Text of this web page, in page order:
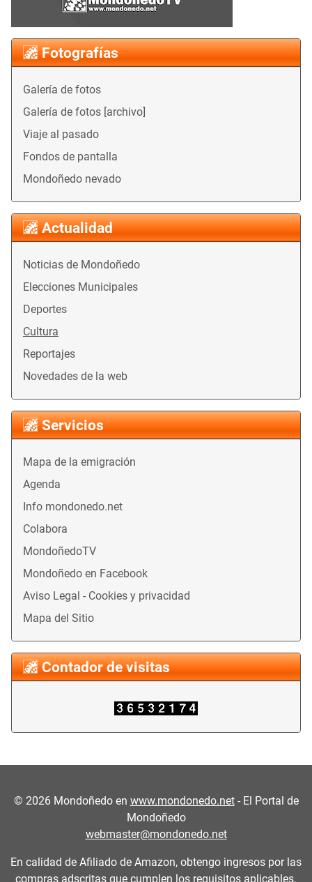
Fotografías
Galería de fotos
Galería de fotos [archivo]
Viaje al pasado
Fondos de pantalla
Mondoñedo nevado
Actualidad
Noticias de Mondoñedo
Elecciones Municipales
Deportes
Cultura
Reportajes
Novedades de la web
Servicios
Mapa de la emigración
Agenda
Info mondonedo.net
Colabora
MondoñedoTV
Mondoñedo en Facebook
Aviso Legal - Cookies y privacidad
Mapa del Sitio
Contador de visitas
© 2026Mondoñedo en www.mondonedo.net- El Portal de
Mondoñedo
webmaster@mondonedo.net
En calidad de Afiliado de Amazon, obtengo ingresos por las
compras adscritas que cumplen los requisitos aplicables.